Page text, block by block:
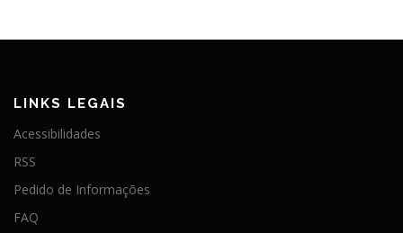
LINKS LEGAIS
Acessibilidades
RSS
Pedido de Informações
FAQ